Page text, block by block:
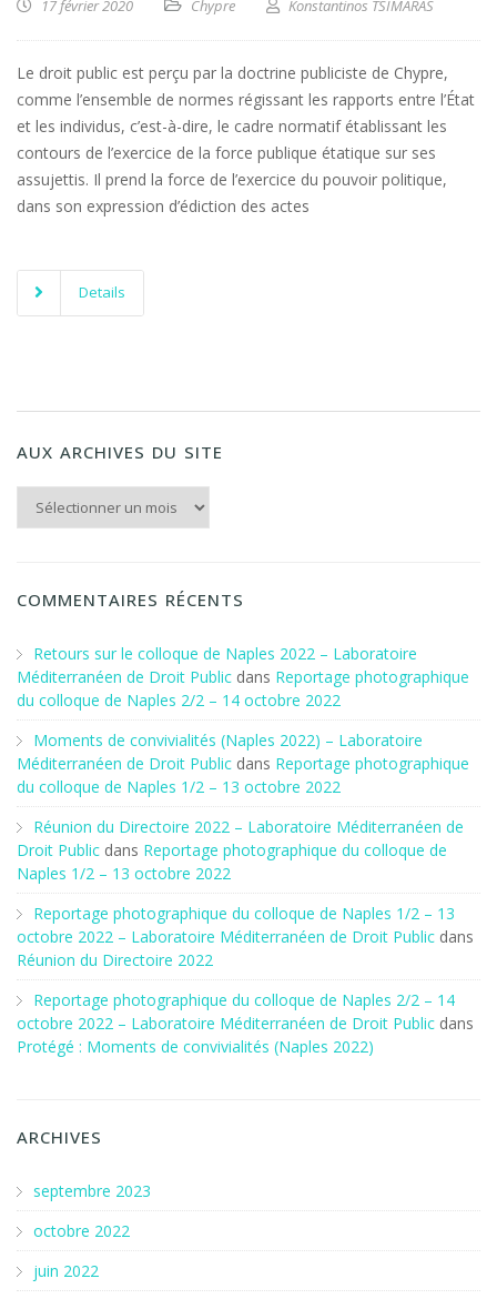
17 février 2020 Chypre Konstantinos TSIMARAS
Le droit public est perçu par la doctrine publiciste de Chypre,
comme l’ensemble de normes régissant les rapports entre l’État
et les individus, c’est-à-dire, le cadre normatif établissant les
contours de l’exercice de la force publique étatique sur ses
assujettis. Il prend la force de l’exercice du pouvoir politique,
dans son expression d’édiction des actes
Details
AUX ARCHIVES DU SITE
Aux archives du Site
COMMENTAIRES RÉCENTS
Retours sur le colloque de Naples 2022 – Laboratoire
Méditerranéen de Droit Public dans Reportage photographique
du colloque de Naples 2/2 – 14 octobre 2022
Moments de convivialités (Naples 2022) – Laboratoire
Méditerranéen de Droit Public dans Reportage photographique
du colloque de Naples 1/2 – 13 octobre 2022
Réunion du Directoire 2022 – Laboratoire Méditerranéen de
Droit Public dans Reportage photographique du colloque de
Naples 1/2 – 13 octobre 2022
Reportage photographique du colloque de Naples 1/2 – 13
octobre 2022 – Laboratoire Méditerranéen de Droit Public dans
Réunion du Directoire 2022
Reportage photographique du colloque de Naples 2/2 – 14
octobre 2022 – Laboratoire Méditerranéen de Droit Public dans
Protégé : Moments de convivialités (Naples 2022)
ARCHIVES
septembre 2023
octobre 2022
juin 2022